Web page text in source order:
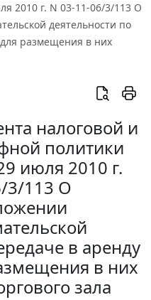
2010 г. N 03-11-06/3/113 О
деятельности по
размещения в них
налоговой и
политики
июля 2010 г.
3/113 О
в аренду
в них
зала